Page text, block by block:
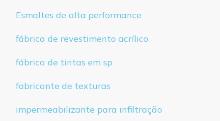
Esmaltes de alta performance
fábrica de revestimento acrílico
fábrica de tintas em sp
fabricante de texturas
impermeabilizante para infiltração